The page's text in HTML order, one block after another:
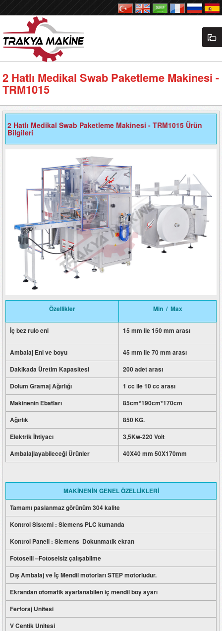
2 Hatlı Medikal Swab Paketleme Makinesi -
TRM1015
2 Hatlı Medikal Swab Paketleme Makinesi - TRM1015 Ürün
Bilgileri
Özellikler Min / Max
İç bez rulo eni 15 mm ile 150 mm arası
Ambalaj Eni ve boyu
45 mm ile 70 mm arası
Dakikada Üretim Kapasitesi
200 adet arası
Dolum Gramaj Ağırlığı
1 cc ile 10 cc arası
Makinenin Ebatları
85cm*190cm*170cm
Ağırlık
850 KG.
Elektrik İhtiyacı
3,5Kw-220 Volt
Ambalajlayabileceği Ürünler
40X40 mm 50X170mm
MAKİNENİN GENEL ÖZELLİKLERİ
Tamamı paslanmaz görünüm 304 kalite
Kontrol Sistemi : Siemens PLC kumanda
Kontrol Paneli : Siemens Dokunmatik ekran
Fotoselli –Fotoselsiz çalışabilme
Dış Ambalaj ve İç Mendil motorları STEP motorludur.
Ekrandan otomatik ayarlanabilen iç mendil boy ayarı
Ferforaj Unitesi
V Centik Unitesi